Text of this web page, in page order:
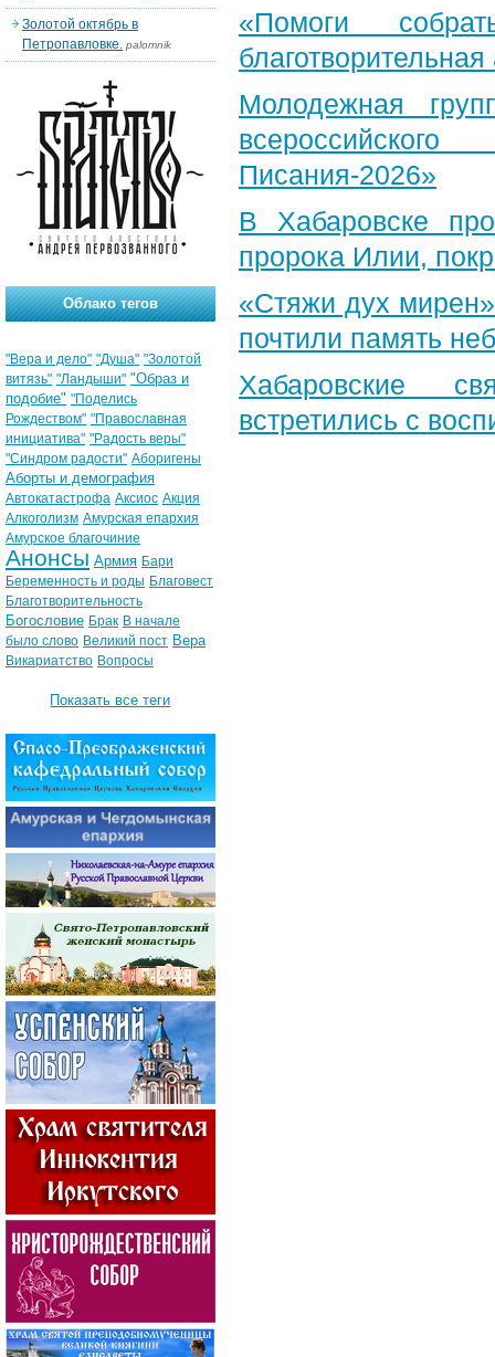
«Помоги
Молодежная
Писания-2026»
В Хабаровске
пророка Илии,
«Стяжи дух
почтили память
Хабаровские
встретились с
Золотой октябрь в
Петропавловке. palomnik
Облако тегов
"Вера и дело" "Душа" "Золотой
витязь" "Ландыши" "Образ и
подобие" "Поделись
Рождеством" "Православная
инициатива" "Радость веры"
"Синдром радости" Аборигены
Аборты и демография
Автокатастрофа Аксиос Акция
Алкоголизм Амурская епархия
Амурское благочиние
Анонсы Армия Бари
Беременность и роды Благовест
Благотворительность
Богословие Брак В начале
было слово Великий пост Вера
Викариатство Вопросы
Показать все теги